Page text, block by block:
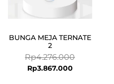
BUNGA MEJA TERNATE
2
Rp4.276.000
Rp3.867.000